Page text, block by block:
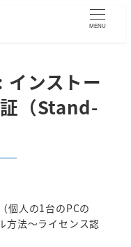
MENU
ンストー
（Stand-
人の1台のPCの
方法～ライセンス認